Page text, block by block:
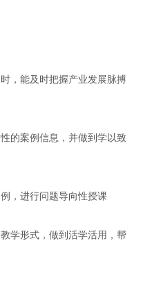
，能及时把握产业发展脉搏
的案例信息，并做到学以致
，进行问题导向性授课
学形式，做到活学活用，帮